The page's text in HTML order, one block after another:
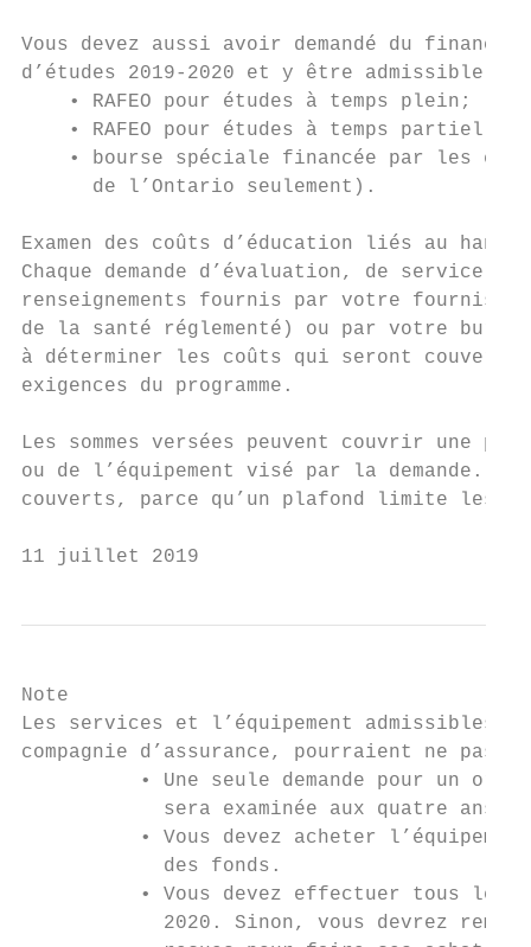
Vous devez aussi avoir demandé du
d’études 2019-2020 et y être admissible :
    • RAFEO pour études à temps plein;
    • RAFEO pour études à temps partiel;
• bourse spéciale financée par les
      de l’Ontario seulement).
Examen des coûts d’éducation liés au
Chaque demande d’évaluation, de service
renseignements fournis par votre
de la santé réglementé) ou par votre
à déterminer les coûts qui seront couverts.
exigences du programme.
Les sommes versées peuvent couvrir une
ou de l’équipement visé par la demande.
couverts, parce qu’un plafond limite les
11 juillet 2019
Note
Les services et l’équipement admissibles
compagnie d’assurance, pourraient ne pas
• Une seule demande pour un
            sera examinée aux quatre ans.
• Vous devez acheter
            des fonds.
• Vous devez effectuer tous les
2020. Sinon, vous devrez